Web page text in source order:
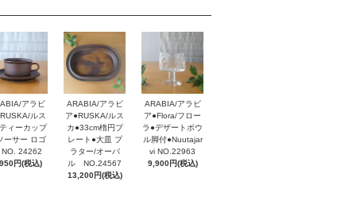
アラビ
ルス
ィーカップ
ーサー ロゴ
NO. 24262
円(税込)
ARABIA/アラビ
ア●RUSKA/ルス
カ●33cm楕円プ
レート●大皿 プ
ラター/オーバ
ル NO.24567
13,200円(税込)
ARABIA/アラビ
ア●Flora/フロー
ラ●デザートボウ
ル脚付●Nuutajar
vi NO.22963
9,900円(税込)